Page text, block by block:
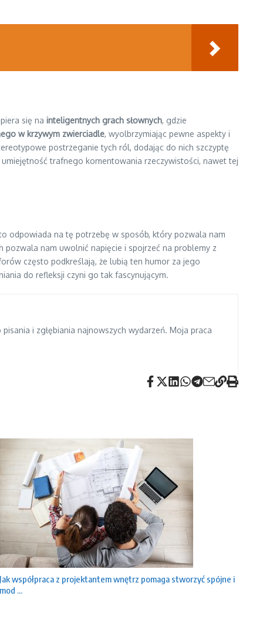
się na inteligentnych grach słownych, gdzie
w krzywym zwierciadle, wyolbrzymiając pewne aspekty i
postrzeganie tych ról, dodając do nich szczyptę
trafnego komentowania rzeczywistości, nawet tej
odpowiada na tę potrzebę w sposób, który pozwala nam
pozwala nam uwolnić napięcie i spojrzeć na problemy z
często podkreślają, że lubią ten humor za jego
do refleksji czyni go tak fascynującym.
i zgłębiania najnowszych wydarzeń. Moja praca
Jak współpraca z projektantem wnętrz pomaga stworzyć spójne i
mod ...